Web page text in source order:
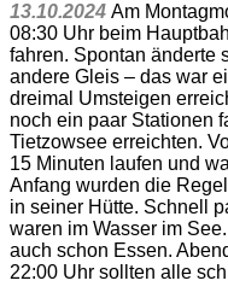
13.10.2024 Am
08:30 Uhr beim
fahren. Spontan änderte
andere Gleis – das war
dreimal Umsteigen
noch ein paar Stationen
Tietzowsee erreichten.
15 Minuten laufen und
Anfang wurden die
in seiner Hütte. Schnell
waren im Wasser im
auch schon Essen.
22:00 Uhr sollten alle